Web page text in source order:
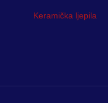
Keramička ljepila